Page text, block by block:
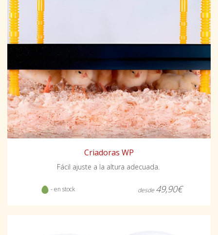
Criadoras WP
Fácil ajuste a la altura adecuada.
- en stock desde 49,90€